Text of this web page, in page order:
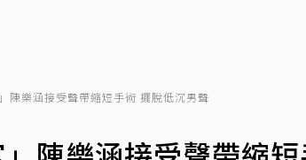
陳樂涵接受聲帶縮短手術 擺脫低沉男聲